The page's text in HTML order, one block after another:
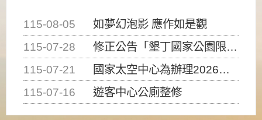
115-08-05
如夢幻泡影 應作如是觀
115-07-28
修正公告「墾丁國家公園限制水域遊憩活動之種類、範圍、時間及行為」，自即日生效。
115-07-21
國家太空中心為辦理2026台灣盃火箭競賽，陸、海、空域警戒及協調相關事宜，因颱風備案事宜
115-07-16
遊客中心公廁整修